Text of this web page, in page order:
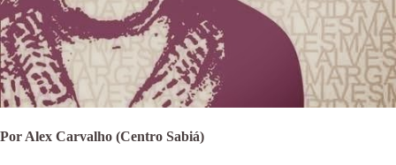
Por Alex Carvalho (Centro Sabiá)